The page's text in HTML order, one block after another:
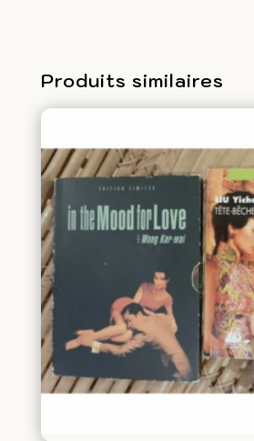
Produits similaires